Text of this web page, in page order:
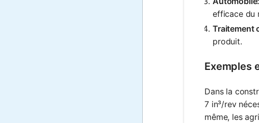
efficace du
Traitement
produit.
Exemples
Dans la
7 in³/rev
même, les